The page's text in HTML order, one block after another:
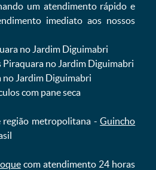
um atendimento rápido e
imediato aos nossos
no Jardim Diguimabri
Piraquara no Jardim Diguimabri
no Jardim Diguimabri
com pane seca
e região metropolitana -Guincho
com atendimento 24 horas